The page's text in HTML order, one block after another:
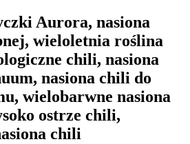
Aurora, nasiona
wieloletnia roślina
chili, nasiona
nasiona chili do
wielobarwne nasiona
ostrze chili,
chili